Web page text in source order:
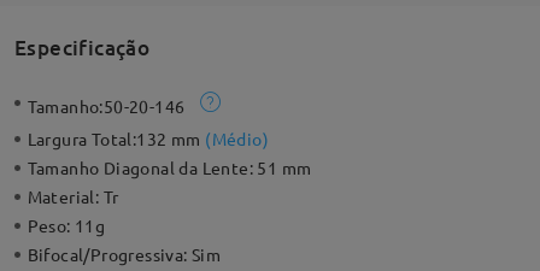
Especificação
Tamanho:50-20-146
Largura Total:132 mm (Médio)
Tamanho Diagonal da Lente: 51 mm
Material: Tr
Peso: 11g
Bifocal/Progressiva:Sim